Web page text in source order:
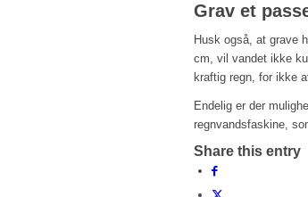
Grav et
Husk også, at grave
cm, vil vandet ikke
kraftig regn, for ikke
Endelig er der
regnvandsfaskine,
Share this entry